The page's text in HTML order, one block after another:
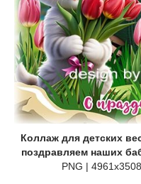
Коллаж для детских
поздравляем наших
PNG |